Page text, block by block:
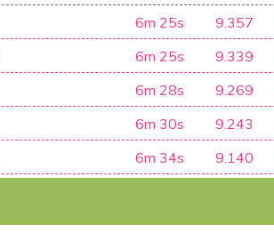
6m 25s 9.357
6m 25s 9.339
6m 28s 9.269
6m 30s 9.243
6m 34s 9.140